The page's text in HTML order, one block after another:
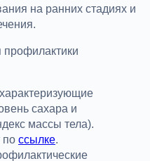
на ранних стадиях и
сахара и
массы тела).
по ссылке.